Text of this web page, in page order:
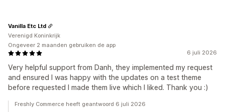
6 juli 2026
Very helpful support from Danh, they implemented my request
and ensured I was happy with the updates on a test theme
before requested I made them live which I liked. Thank you :)
Vanilla Etc Ltd
Verenigd Koninkrijk
Ongeveer 2 maanden gebruiken de app
Freshly Commerce heeft geantwoord 6 juli 2026